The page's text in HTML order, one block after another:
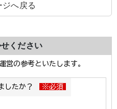
ジへ戻る
ください